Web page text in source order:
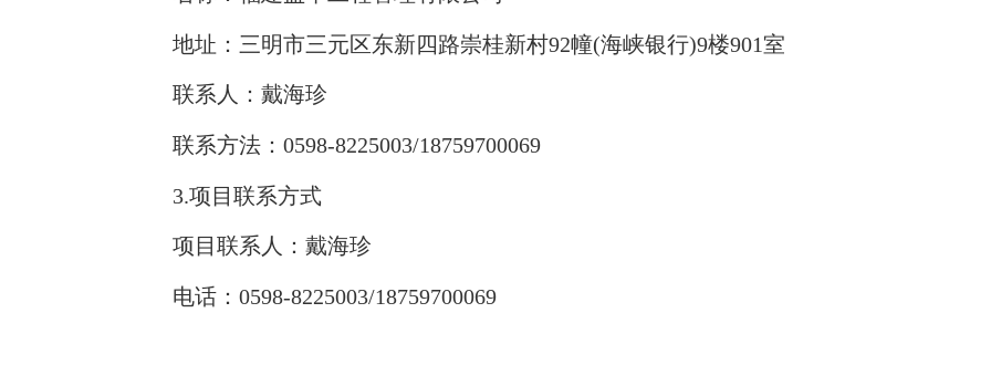
地址：三明市三元区东新四路崇桂新村92幢(海峡银行)9楼901室
联系人：戴海珍
联系方法：0598-8225003/18759700069
3.项目联系方式
项目联系人：戴海珍
电话：0598-8225003/18759700069